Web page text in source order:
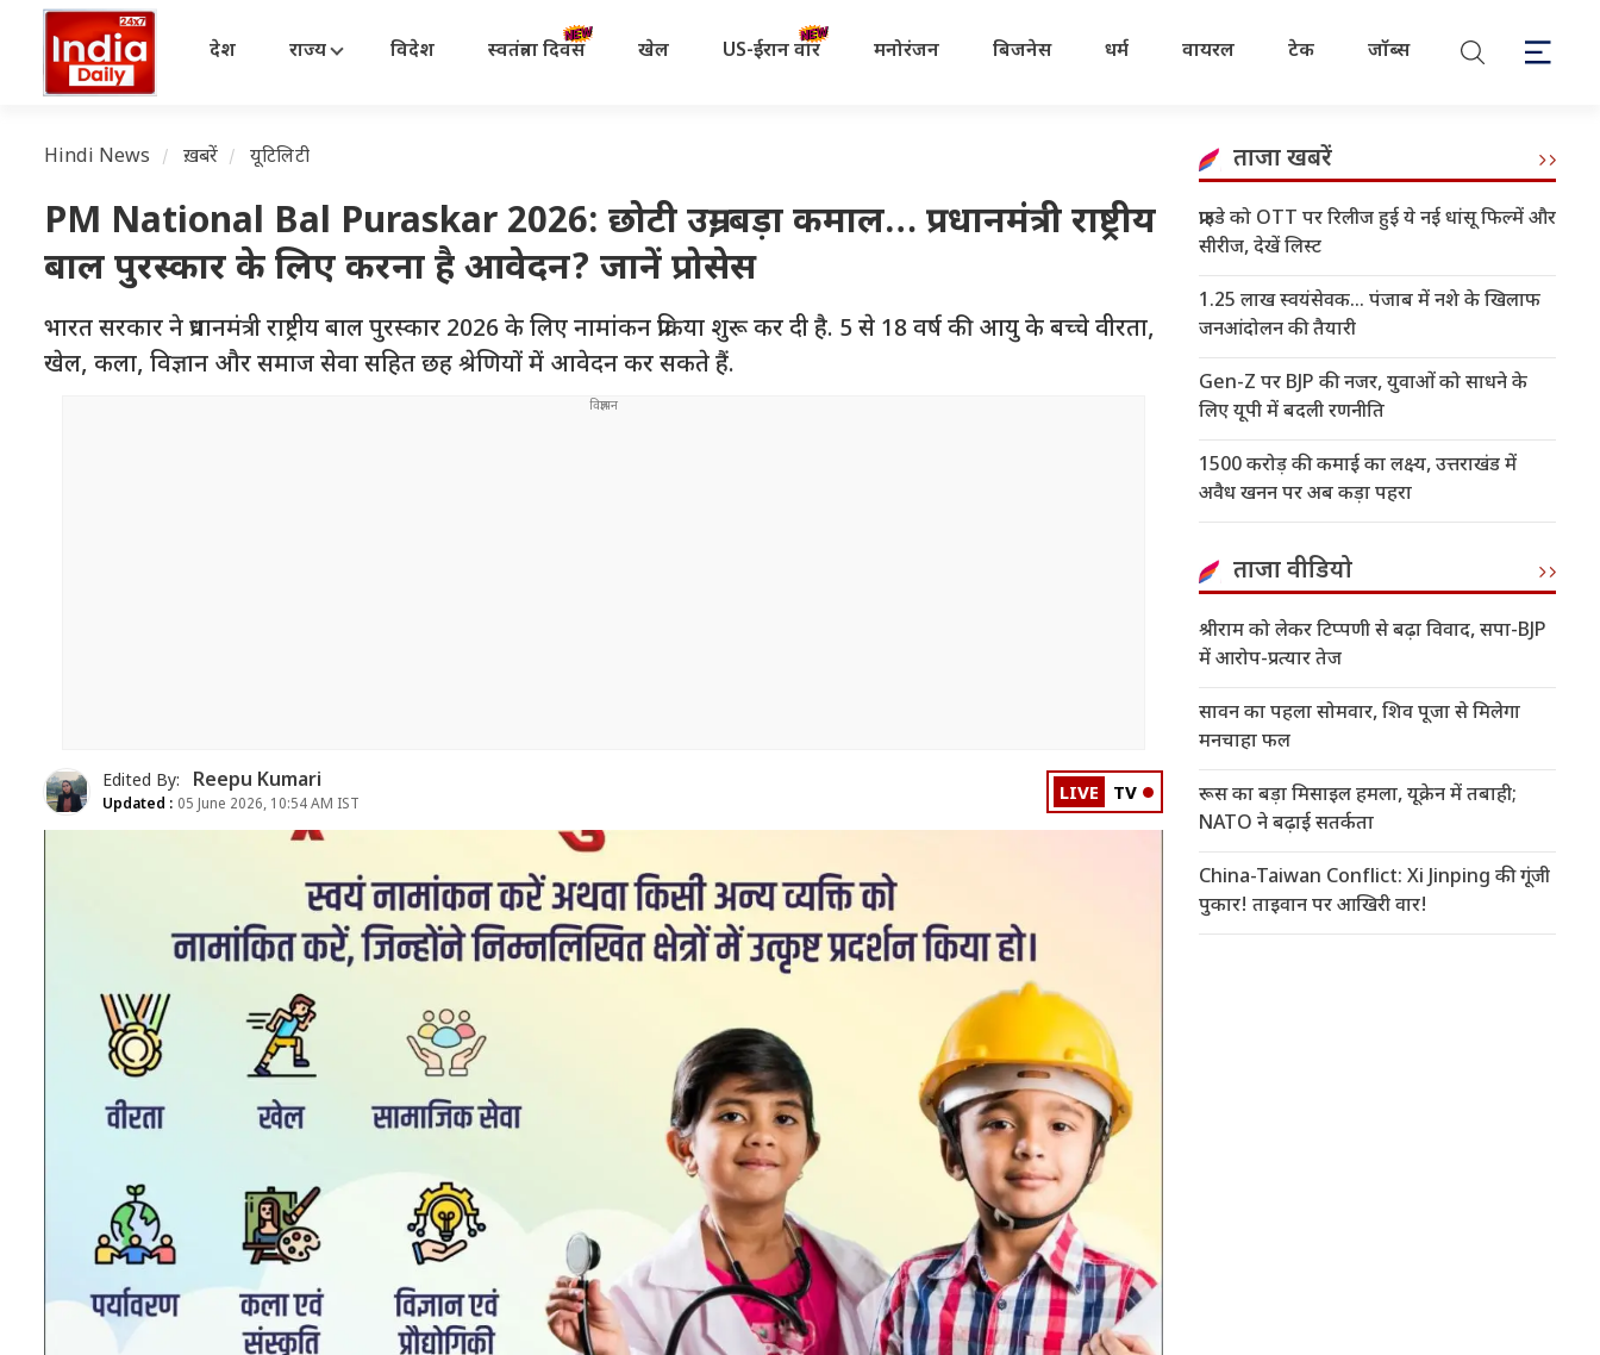
देश राज्य विदेश स्वतंत्रता दिवस खेल US-ईरान वॉर मनोरंजन बिजनेस धर्म वायरल टेक जॉब्स
Hindi News ख़बरें यूटिलिटी
PM National Bal Puraskar 2026: छोटी उम्र, बड़ा कमाल… प्रधानमंत्री राष्ट्रीय
बाल पुरस्कार के लिए करना है आवेदन? जानें प्रोसेस
भारत सरकार ने प्रधानमंत्री राष्ट्रीय बाल पुरस्कार 2026 के लिए नामांकन प्रक्रिया शुरू कर दी है. 5 से 18 वर्ष की आयु के बच्चे वीरता,
खेल, कला, विज्ञान और समाज सेवा सहित छह श्रेणियों में आवेदन कर सकते हैं.
Edited By: Reepu Kumari
Updated : 05 June 2026, 10:54 AM IST LIVE TV
ताजा खबरें
फ्राइडे को OTT पर रिलीज हुई ये नई धांसू फिल्में और
सीरीज, देखें लिस्ट
1.25 लाख स्वयंसेवक... पंजाब में नशे के खिलाफ
जनआंदोलन की तैयारी
Gen-Z पर BJP की नजर, युवाओं को साधने के
लिए यूपी में बदली रणनीति
1500 करोड़ की कमाई का लक्ष्य, उत्तराखंड में
अवैध खनन पर अब कड़ा पहरा
ताजा वीडियो
श्रीराम को लेकर टिप्पणी से बढ़ा विवाद, सपा-BJP
में आरोप-प्रत्यार तेज
सावन का पहला सोमवार, शिव पूजा से मिलेगा
मनचाहा फल
रूस का बड़ा मिसाइल हमला, यूक्रेन में तबाही;
NATO ने बढ़ाई सतर्कता
China-Taiwan Conflict: Xi Jinping की गूंजी
पुकार! ताइवान पर आखिरी वार!